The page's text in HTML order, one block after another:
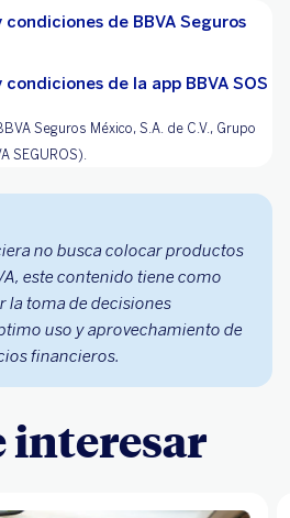
de BBVA Seguros
de la app BBVA SOS
Seguros México, S.A. de C.V., Grupo
SEGUROS).
no busca colocar productos
este contenido tiene como
la toma de decisiones
uso y aprovechamiento de
financieros.
interesar